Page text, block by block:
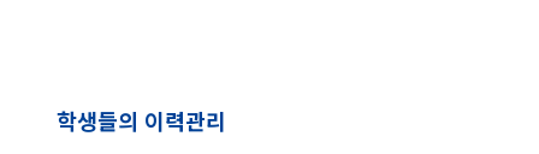
학생들의 이력관리